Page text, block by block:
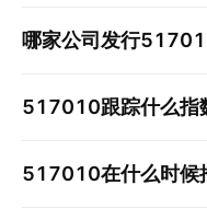
哪家公司发行
517010跟踪什么指
517010在什么时候